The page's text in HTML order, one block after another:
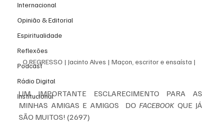
Internacional
Opinião & Editorial
Espiritualidade
Reflexões
Podcast
Rádio Digital
Institucional
O REGRESSO | Jacinto Alves | Maçon, escritor e ensaísta |
UM IMPORTANTE ESCLARECIMENTO PARA AS
MINHAS AMIGAS E AMIGOS  DO FACEBOOK QUE JÁ
SÃO MUITOS! (2697)